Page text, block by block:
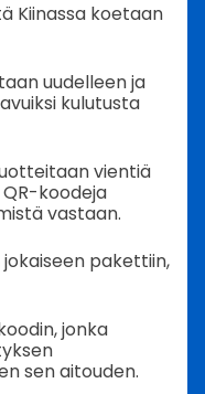
Kiinassa koetaan
uudelleen ja
kulutusta
vientiä
koodeja
vastaan.
pakettiin,
jonka
sen aitouden.